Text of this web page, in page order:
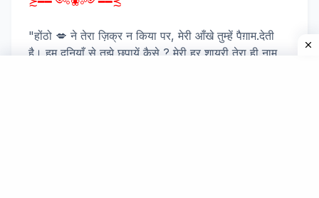
"होंठो 💋 ने तेरा ज़िक्र न किया पर, मेरी आँखे तुम्हें पैग़ाम.देती
है। हम दुनियाँ से तुझे छुपायें कैसे ? मेरी हर शायरी तेरा ही नाम